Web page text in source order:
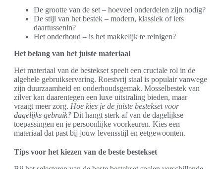
De grootte van de set – hoeveel onderdelen zijn nodig?
De stijl van het bestek – modern, klassiek of iets
daartussenin?
Het onderhoud – is het makkelijk te reinigen?
Het belang van het juiste materiaal
Het materiaal van de bestekset speelt een cruciale rol in de
algehele gebruikservaring. Roestvrij staal is populair vanwege
zijn duurzaamheid en onderhoudsgemak. Mosselbestek van
zilver kan daarentegen een luxe uitstraling bieden, maar
vraagt meer zorg. Hoe kies je de juiste bestekset voor
dagelijks gebruik? Dit hangt sterk af van de dagelijkse
toepassingen en je persoonlijke voorkeuren. Kies een
materiaal dat past bij jouw levensstijl en eetgewoonten.
Tips voor het kiezen van de beste bestekset